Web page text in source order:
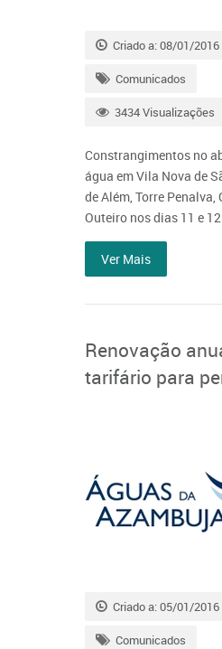
Criado a: 08/01/2016
Comunicados
3434 Visualizações
Constrangimentos no
água em Vila Nova de
de Além, Torre Penalva,
Outeiro nos dias 11 e
Ver Mais
Renovação
tarifário para
Criado a: 05/01/2016
Comunicados